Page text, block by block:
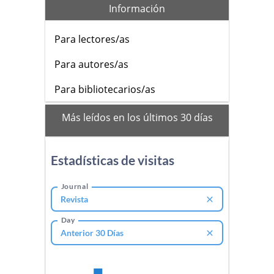
Información
Para lectores/as
Para autores/as
Para bibliotecarios/as
mas_vistos
Más leídos en los últimos 30 días